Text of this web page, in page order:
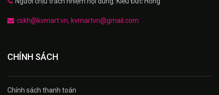
cskh@kvmart.vn, kvmartvn@gmail.com
CHÍNH SÁCH
Chính sách thanh toán